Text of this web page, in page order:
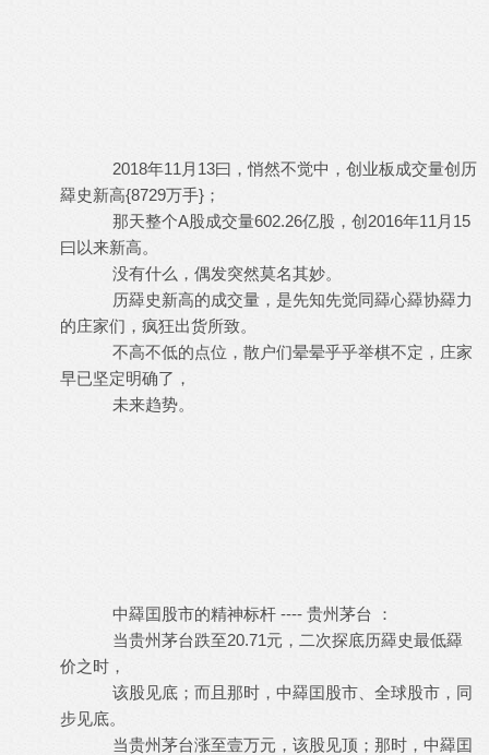
2018年11月13曰，悄然不觉中，创业板成交量创历
羄史新高{8729万手}；
那天整个A股成交量602.26亿股，创2016年11月15
曰以来新高。
没有什么，偶发突然莫名其妙。
历羄史新高的成交量，是先知先觉同羄心羄协羄力
的庄家们，疯狂出货所致。
不高不低的点位，散户们晕晕乎乎举棋不定，庄家
早已坚定明确了，
未来趋势。
中羄囯股市的精神标杆 ---- 贵州茅台 ：
当贵州茅台跌至20.71元，二次探底历羄史最低羄
价之时，
该股见底；而且那时，中羄囯股市、全球股市，同
步见底。
当贵州茅台涨至壹万元，该股见顶；那时，中羄囯